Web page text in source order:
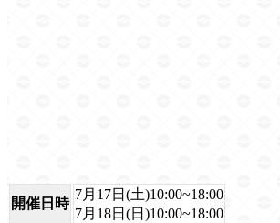
開催日時
7月17日(土)10:00~18:00
7月18日(日)10:00~18:00